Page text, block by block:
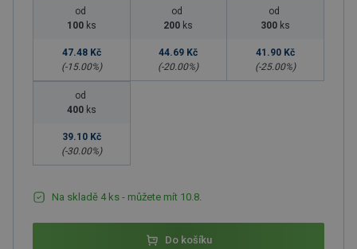
od
100 ks
47.48 Kč
(-15.00%)
od
200 ks
44.69 Kč
(-20.00%)
od
300 ks
41.90 Kč
(-25.00%)
od
400 ks
39.10 Kč
(-30.00%)
Na skladě 4 ks - můžete mít 10.8.
Do košíku